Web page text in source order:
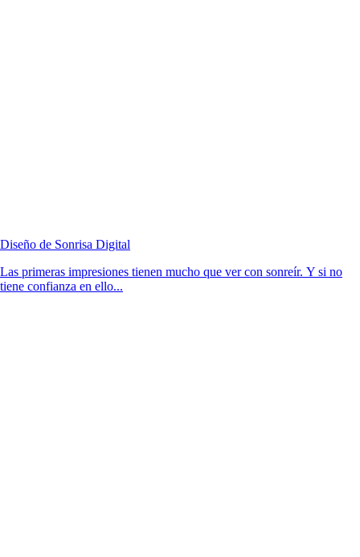
Diseño de Sonrisa Digital
Las primeras impresiones tienen mucho que ver con sonreír. Y si no
tiene confianza en ello...